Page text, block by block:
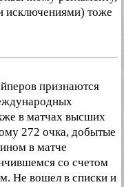
исключениями) тоже
признаются
в матчах высших
272 очка, добытые
в матче
со счетом
Не вошел в списки и